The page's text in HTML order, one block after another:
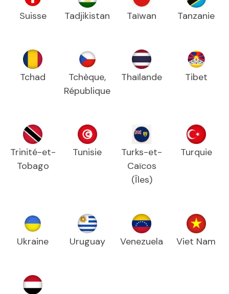
Suisse Tadjikistan Taïwan Tanzanie
Tchad
Tchèque,
République
Thaïlande Tibet
Trinité-et-
Tobago
Tunisie
Turks-et-
Caïcos
(Îles)
Turquie
Ukraine Uruguay Venezuela Viet Nam